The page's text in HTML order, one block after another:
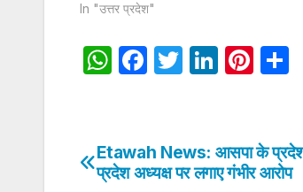
In "उत्तर प्रदेश"
W
s
A
F
e
b
T
er
Li
e
dI
Pi
e
st
Post
Etawah News: आसपा के प्रदेश
प्रदेश अध्यक्ष पर लगाए गंभीर आरोप